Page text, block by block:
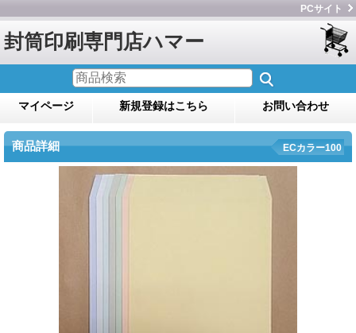
PCサイト
封筒印刷専門店ハマー
マイページ 新規登録はこちら お問い合わせ
商品詳細 ECカラー100